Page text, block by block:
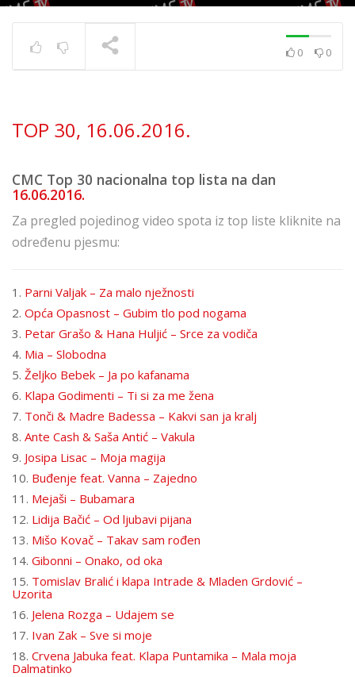
0 0
TOP 30, 16.06.2016.
CMC Top 30 nacionalna top lista na dan
16.06.2016.
Za pregled pojedinog video spota iz top liste kliknite na
određenu pjesmu:
1. Parni Valjak – Za malo nježnosti
2. Opća Opasnost – Gubim tlo pod nogama
3. Petar Grašo & Hana Huljić – Srce za vodiča
4. Mia – Slobodna
5. Željko Bebek – Ja po kafanama
6. Klapa Godimenti – Ti si za me žena
7. Tonči & Madre Badessa – Kakvi san ja kralj
8. Ante Cash & Saša Antić – Vakula
9. Josipa Lisac – Moja magija
10. Buđenje feat. Vanna – Zajedno
11. Mejaši – Bubamara
12. Lidija Bačić – Od ljubavi pijana
13. Mišo Kovač – Takav sam rođen
14. Gibonni – Onako, od oka
15. Tomislav Bralić i klapa Intrade & Mladen Grdović –
Uzorita
16. Jelena Rozga – Udajem se
17. Ivan Zak – Sve si moje
18. Crvena Jabuka feat. Klapa Puntamika – Mala moja
Dalmatinko